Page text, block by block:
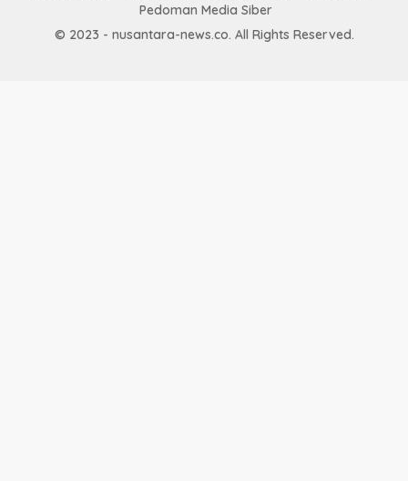
Pedoman Media Siber
© 2023 - nusantara-news.co. All Rights Reserved.